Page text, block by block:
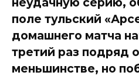
поле тульский
домашнего матча
третий раз подряд
меньшинстве, но